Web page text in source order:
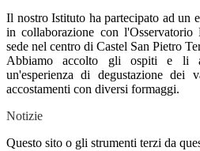
Il nostro Istituto ha partecipato ad un
in collaborazione con
sede nel centro di Castel San Pietro
Abbiamo accolto gli ospiti e li
un'esperienza di degustazione
accostamenti con diversi formaggi.
Notizie
Questo sito o gli strumenti terzi da